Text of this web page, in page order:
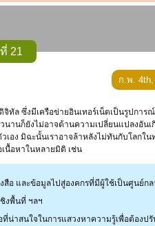
21
ก.พ. 4th,
านก็ยังไม่อาจต้านความเปลี่ยนแปลงอันเ
อง มิฉะนั้นเราอาจล้าหลังไม่ทันกับโลกใ
นื้อหาในหลายมิติ เช่น
อ และข้อมูลไปสู่องคกรที่มีผู้ใช้เป็นศูนย์กล
งพื้นที่ ฯลฯ
าสนใจในการแสวงหาความรู้เพื่อต้องปรั